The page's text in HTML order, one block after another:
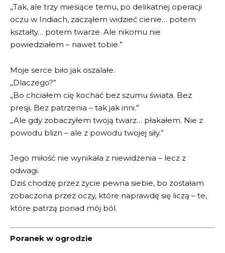
„Tak, ale trzy miesiące temu, po delikatnej operacji
oczu w Indiach, zacząłem widzieć cienie… potem
kształty… potem twarze. Ale nikomu nie
powiedziałem – nawet tobie.”
Moje serce biło jak oszalałe.
„Dlaczego?”
„Bo chciałem cię kochać bez szumu świata. Bez
presji. Bez patrzenia – tak jak inni.”
„Ale gdy zobaczyłem twoją twarz… płakałem. Nie z
powodu blizn – ale z powodu twojej siły.”
Jego miłość nie wynikała z niewidzenia – lecz z
odwagi.
Dziś chodzę przez życie pewna siebie, bo zostałam
zobaczona przez oczy, które naprawdę się liczą – te,
które patrzą ponad mój ból.
Poranek w ogrodzie